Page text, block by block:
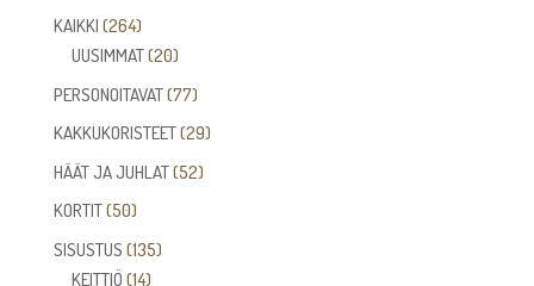
KAIKKI 264264
tuotetta
UUSIMMAT 2020
tuotetta
PERSONOITAVAT 7777
tuotetta
KAKKUKORISTEET 2929
HÄÄT JA JUHLAT 5252
KORTIT 5050
tuotetta
SISUSTUS 135135
KEITTIÖ 1414